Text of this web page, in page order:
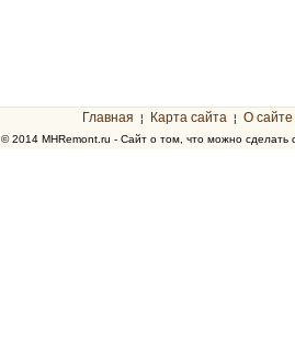
Главная ¦ Карта сайта ¦ О сайте
© 2014 MHRemont.ru - Сайт о том, что можно сделать